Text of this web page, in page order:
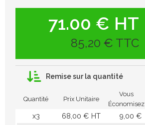
71.00 € HT
85,20 € TTC
Remise sur la quantité
Quantité Prix Unitaire
Vous
Économisez
x3 68,00 € HT
9,00 €